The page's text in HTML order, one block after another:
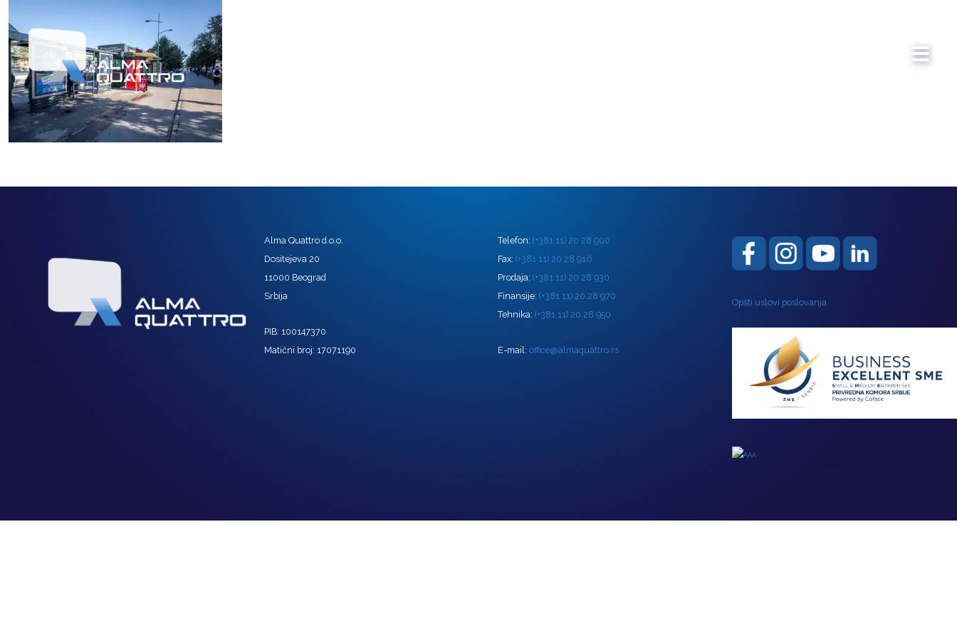
Alma Quattro d.o.o.
Dositejeva 20
11000 Beograd
Srbija
PIB: 100147370
Matični broj: 17071190
Telefon: (+381 11) 20 28 900
Fax: (+381 11) 20 28 916
Prodaja: (+381 11) 20 28 930
Finansije: (+381 11) 20 28 970
Tehnika: (+381 11) 20 28 950
E-mail: office@almaquattro.rs
Opšti uslovi poslovanja